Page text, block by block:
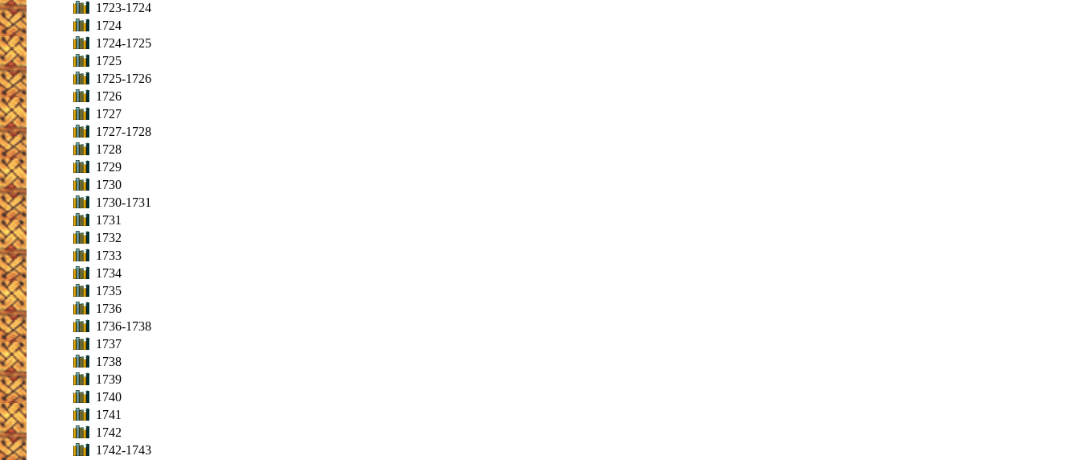
1723-1724
1724
1724-1725
1725
1725-1726
1726
1727
1727-1728
1728
1729
1730
1730-1731
1731
1732
1733
1734
1735
1736
1736-1738
1737
1738
1739
1740
1741
1742
1742-1743